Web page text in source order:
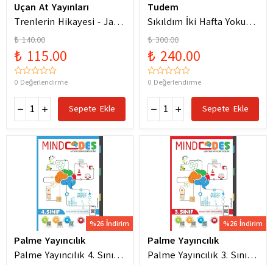
Uçan At Yayınları
Trenlerin Hikayesi - Jane
Bingham
₺ 140.00
₺ 115.00
0 Değerlendirme
Sepete Ekle
Tudem
Sıkıldım İki Hafta Yokum
Pelin Güneş
₺ 300.00
₺ 240.00
0 Değerlendirme
Sepete Ekle
%26 İndirim
Palme Yayıncılık
Palme Yayıncılık 4. Sınıf
%26 İndirim
Palme Yayıncılık
Palme Yayıncılık 3. Sınıf